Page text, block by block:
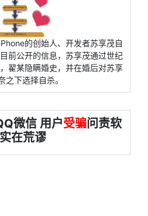
的创始人、开发者苏享茂自
前公开的信息，苏享茂通过世纪
翟某隐瞒婚史，并在婚后对苏享
之下选择自杀。
微信 用户受骗问责软
在荒谬